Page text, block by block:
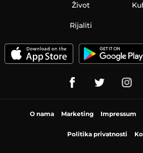
Život
Rijaliti
O nama Marketing Impressum
Politika privatnosti